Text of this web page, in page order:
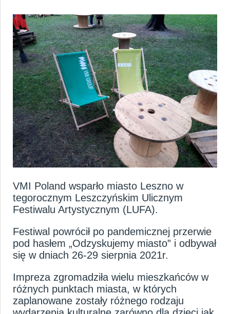
KONTAKT
HOME
O NAS
KARIERA
AKTUALNOŚCI
VMI Poland wsparło miasto Leszno w
tegorocznym Leszczyńskim Ulicznym
Festiwalu Artystycznym (LUFA).
Festiwal powrócił po pandemicznej przerwie
pod hasłem „Odzyskujemy miasto” i odbywał
się w dniach 26-29 sierpnia 2021r.
Impreza zgromadziła wielu mieszkańców w
różnych punktach miasta, w których
zaplanowane zostały różnego rodzaju